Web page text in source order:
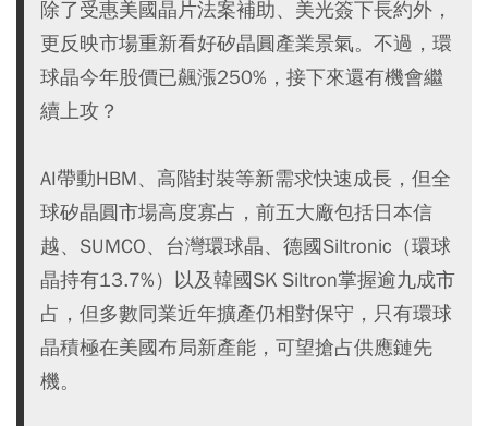
除了受惠美國晶片法案補助、美光簽下長約外，
更反映市場重新看好矽晶圓產業景氣。不過，環
球晶今年股價已飆漲250%，接下來還有機會繼
續上攻？
AI帶動HBM、高階封裝等新需求快速成長，但全
球矽晶圓市場高度寡占，前五大廠包括日本信
越、SUMCO、台灣環球晶、德國Siltronic（環球
晶持有13.7%）以及韓國SK Siltron掌握逾九成市
占，但多數同業近年擴產仍相對保守，只有環球
晶積極在美國布局新產能，可望搶占供應鏈先
機。